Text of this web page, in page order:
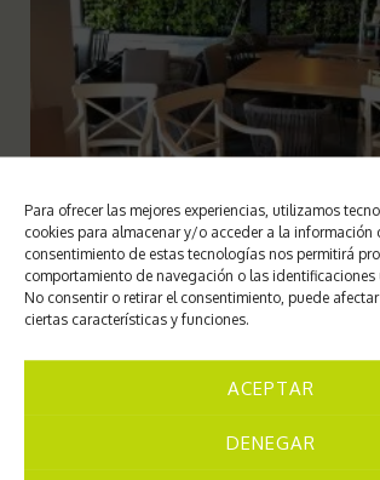
Para ofrecer las mejores experiencias, utilizamos
cookies para almacenar y/o acceder a la información
consentimiento de estas tecnologías nos permitirá
comportamiento de navegación o las identificaciones
No consentir o retirar el consentimiento, puede
ciertas características y funciones.
ACEPTAR
DENEGAR